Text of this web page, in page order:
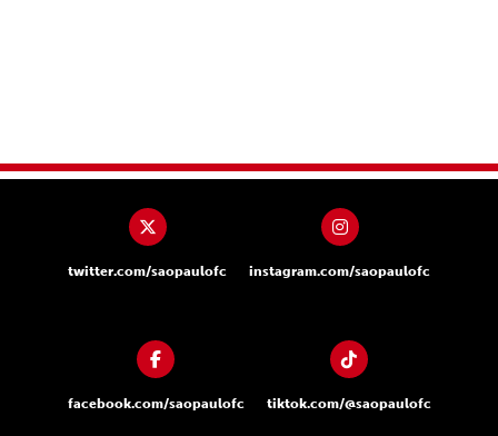
twitter.com/saopaulofc instagram.com/saopaulofc
facebook.com/saopaulofc tiktok.com/@saopaulofc